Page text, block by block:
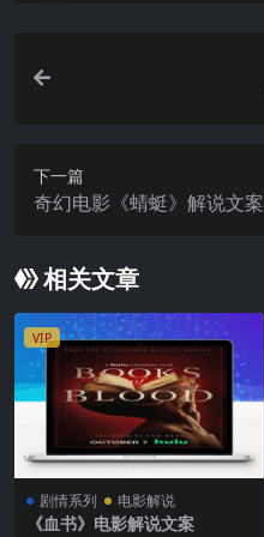
下一篇
奇幻电影《蜻蜓》解说文案
相关文章
VIP
剧情系列 电影解说
《血书》电影解说文案